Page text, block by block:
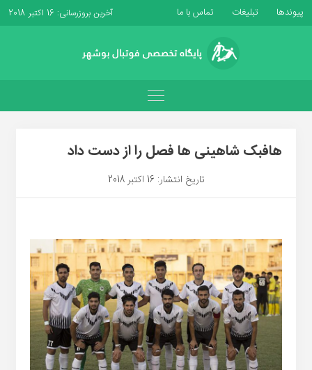
پیوندها تبلیغات تماس با ما آخرین بروزرسانی: 16 اکتبر 2018
هافبک شاهینی ها فصل را از دست داد
تاریخ انتشار: 16 اکتبر 2018